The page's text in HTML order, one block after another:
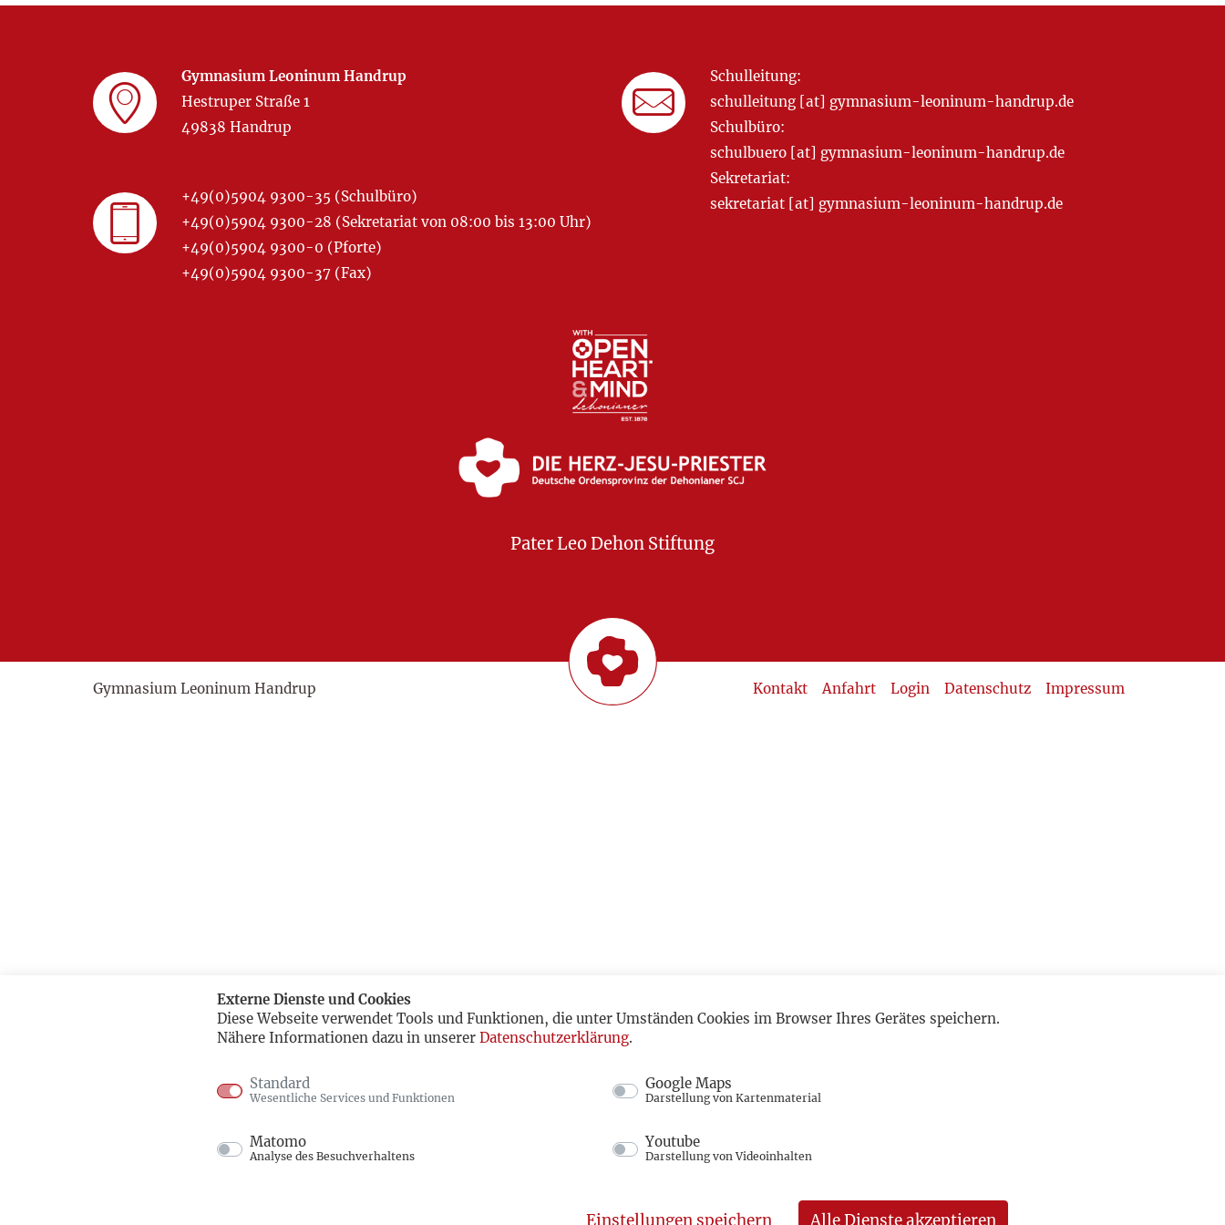
Gymnasium Leoninum Handrup
Hestruper Straße 1
49838 Handrup
+49(0)5904 9300-35 (Schulbüro)
+49(0)5904 9300-28 (Sekretariat von 08:00 bis 13:00 Uhr)
+49(0)5904 9300-0 (Pforte)
+49(0)5904 9300-37 (Fax)
Schulleitung:
schulleitung [at] gymnasium-leoninum-handrup.de
Schulbüro:
schulbuero [at] gymnasium-leoninum-handrup.de
Sekretariat:
sekretariat [at] gymnasium-leoninum-handrup.de
Pater Leo Dehon Stiftung
Kontakt Anfahrt Login Datenschutz Impressum
Gymnasium Leoninum Handrup
Externe Dienste und Cookies
Diese Webseite verwendet Tools und Funktionen, die unter Umständen Cookies im Browser Ihres Gerätes speichern.
Nähere Informationen dazu in unserer Datenschutzerklärung.
Standard
Wesentliche Services und Funktionen
Google Maps
Darstellung von Kartenmaterial
Matomo
Analyse des Besuchverhaltens
Youtube
Darstellung von Videoinhalten
Alle Dienste akzeptieren
Einstellungen speichern